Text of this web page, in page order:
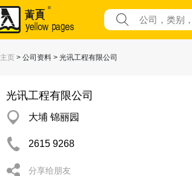
主页 > 公司资料 > 光讯工程有限公司
光讯工程有限公司
大埔 锦丽园
2615 9268
分享给朋友